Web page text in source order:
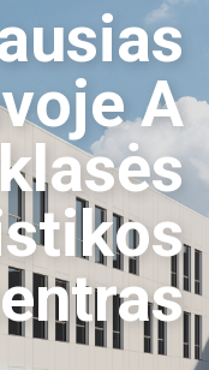
A
klasės